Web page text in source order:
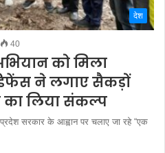
देश
40
को मिला
ने लगाए सैकड़ों
का लिया संकल्प
प्रदेश सरकार के आह्वान पर चलाए जा रहे “एक